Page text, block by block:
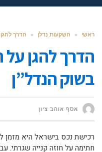
ראשי » השקעות נדלן » הדרך
הדרך להגן
בשוק הנדל”ן
אסף אוהב ציון
רכישת נכס בישראל היא מזמן
חתימה על חוזה קנייה שגרתי.